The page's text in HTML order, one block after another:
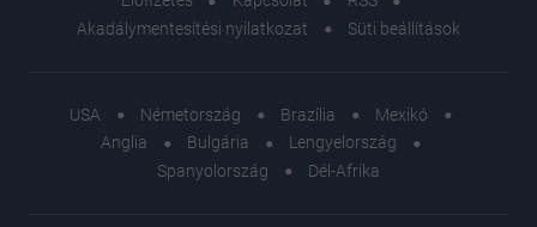
Akadálymentesítési nyilatkozat
Süti beállítások
USA Németország Brazília
Mexikó
Anglia
Bulgária
Lengyelország
Spanyolország
Dél-Afrika